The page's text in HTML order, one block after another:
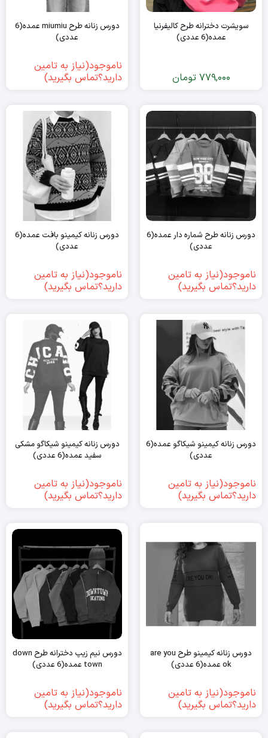
سویشرت دخترانه طرح کالیفرنیا
عمده(6 عددی)
779,000 تومان
دورس زنانه طرح miumiu عمده(6
عددی)
ناموجود(نیاز به تامین
دارید؟تماس بگیرید)
دورس زنانه طرح شماره دار عمده(6
عددی)
ناموجود(نیاز به تامین
دارید؟تماس بگیرید)
دورس زنانه کیمینو بافت عمده(6
عددی)
ناموجود(نیاز به تامین
دارید؟تماس بگیرید)
دورس زنانه کیمینو شیکاگو عمده(6
عددی)
ناموجود(نیاز به تامین
دارید؟تماس بگیرید)
دورس زنانه کیمینو شیکاگو مشکی
سفید عمده(6 عددی)
ناموجود(نیاز به تامین
دارید؟تماس بگیرید)
دورس زنانه کیمینو طرح are you
ok عمده(6 عددی)
ناموجود(نیاز به تامین
دارید؟تماس بگیرید)
دورس نیم زیپ دخترانه طرح down
town عمده(6 عددی)
ناموجود(نیاز به تامین
دارید؟تماس بگیرید)